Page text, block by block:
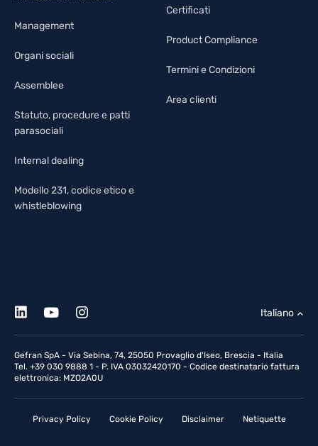
Management
Organi sociali
Assemblee
Statuto, procedure e patti
parasociali
Internal dealing
Modello 231, codice etico e
whistleblowing
Certificati
Product Compliance
Termini e Condizioni
Area clienti
Gefran SpA - Via Sebina, 74, 25050 Provaglio d'Iseo, Brescia - Italia
Tel. +39 030 9888 1 - P. IVA 03032420170 - Codice destinatario fattura
elettronica: MZO2A0U
Italiano
Privacy Policy Cookie Policy Disclaimer Netiquette